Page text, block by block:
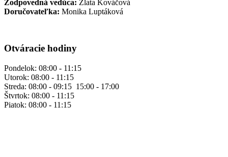
Zodpovedná vedúca: Zlata Kováčová
Doručovateľka: Monika Luptáková
Otváracie hodiny
Pondelok: 08:00 - 11:15
Utorok: 08:00 - 11:15
Streda: 08:00 - 09:15 15:00 - 17:00
Štvrtok: 08:00 - 11:15
Piatok: 08:00 - 11:15